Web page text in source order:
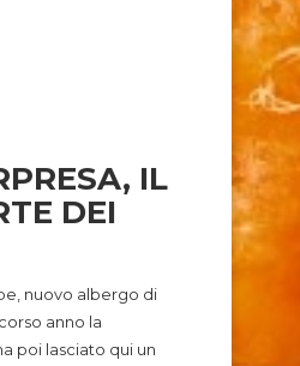
IL
DEI
nuovo albergo di
anno la
poi lasciato qui un